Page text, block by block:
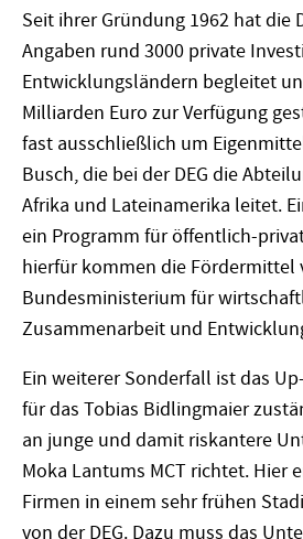
Seit ihrer Gründung 1962 hat die
Angaben rund 3000 private
Entwicklungsländern begleitet
Milliarden Euro zur Verfügung
fast ausschließlich um
Busch, die bei der DEG die
Afrika und Lateinamerika leitet.
ein Programm für öffentlich-
hierfür kommen die Fördermittel
Bundesministerium für
Zusammenarbeit und
Ein weiterer Sonderfall ist das
für das Tobias Bidlingmaier
an junge und damit riskantere
Moka Lantums MCT richtet. Hier
Firmen in einem sehr frühen
von der DEG. Dazu muss das